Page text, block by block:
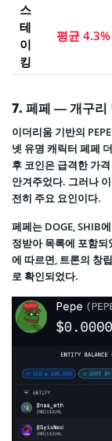
스
테
이
킹
평균
7. 페페 — 개구리
이더리움 기반의
넷 유명 캐릭터 페페
후 코인은 급격한 가
안겨주었다. 그러나
전히 주요 요인이다.
페페는 DOGE, SHIB
정받아 목록에 포함되
에 따르면, 트론의 창
로 확인되었다.